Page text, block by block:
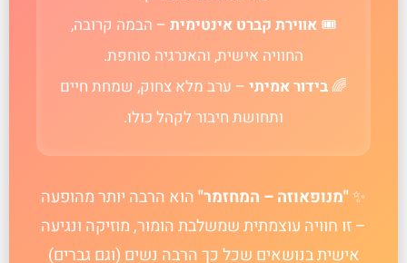
🎟️ אווירת קברט אינטימית – הבמה קרובה,
החוויה אישית, והאנרגיה סוחפת.
🌈 בידור אמיתי – ערב מלא צחוק, שמחת חיים
ותחושת חיבור לקהל כולו.
✨"מנופאוזה – המחזמר"הוא הרבה יותר מהופעה
– זו חוויה עוצמתית שמשלבת הומור, מוזיקה ונגיעה
אישית בנושאים שכל כך הרבה נשים (וגם גברים)